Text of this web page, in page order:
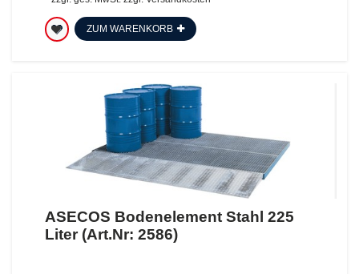
ZUM WARENKORB
ASECOS Bodenelement Stahl 225
Liter (Art.Nr: 2586)